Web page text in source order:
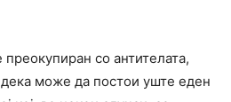
со антителата,
дека може да постои уште еден